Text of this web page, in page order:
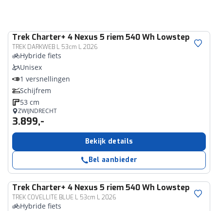
Trek Charter+ 4 Nexus 5 riem 540 Wh Lowstep
TREK DARKWEB L 53cm L 2026
Hybride fiets
Unisex
1 versnellingen
Schijfrem
53 cm
ZWIJNDRECHT
3.899,-
Bekijk details
Bel aanbieder
Trek Charter+ 4 Nexus 5 riem 540 Wh Lowstep
TREK COVELLITE BLUE L 53cm L 2026
Hybride fiets